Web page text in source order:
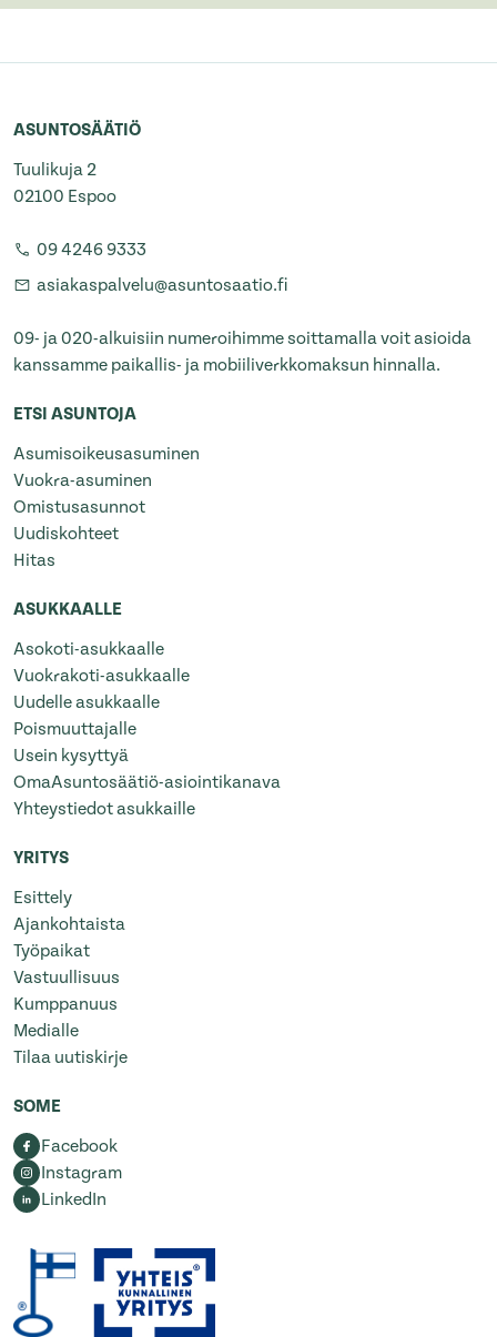
ASUNTOSÄÄTIÖ
Tuulikuja 2
02100 Espoo
09 4246 9333
asiakaspalvelu@asuntosaatio.fi
09- ja 020-alkuisiin numeroihimme soittamalla voit asioida
kanssamme paikallis- ja mobiiliverkkomaksun hinnalla.
ETSI ASUNTOJA
Asumisoikeusasuminen
Vuokra-asuminen
Omistusasunnot
Uudiskohteet
Hitas
ASUKKAALLE
Asokoti-asukkaalle
Vuokrakoti-asukkaalle
Uudelle asukkaalle
Poismuuttajalle
Usein kysyttyä
OmaAsuntosäätiö-asiointikanava
Yhteystiedot asukkaille
YRITYS
Esittely
Ajankohtaista
Työpaikat
Vastuullisuus
Kumppanuus
Medialle
Tilaa uutiskirje
SOME
Facebook
Instagram
LinkedIn